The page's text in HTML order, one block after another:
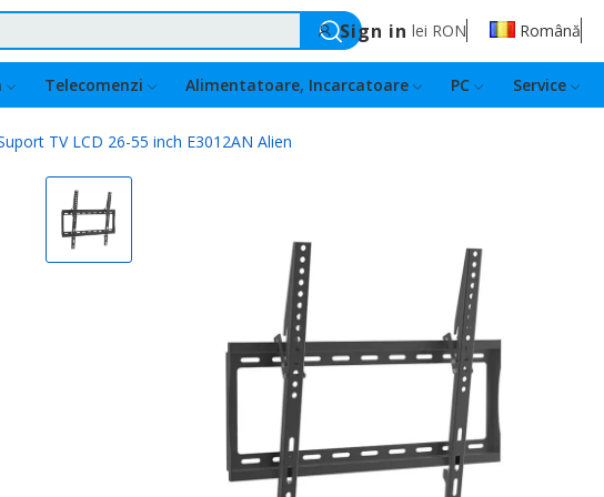
Sign in lei RON Română
Telecomenzi Alimentatoare, Incarcatoare PC Service
TV LCD 26-55 inch E3012AN Alien